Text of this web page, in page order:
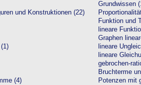
und Konstruktionen (22)
(4)
Grundwissen
Funktion und
lineare
Graphen
lineare
lineare
gebrochen-
Bruchterme
Potenzen mit